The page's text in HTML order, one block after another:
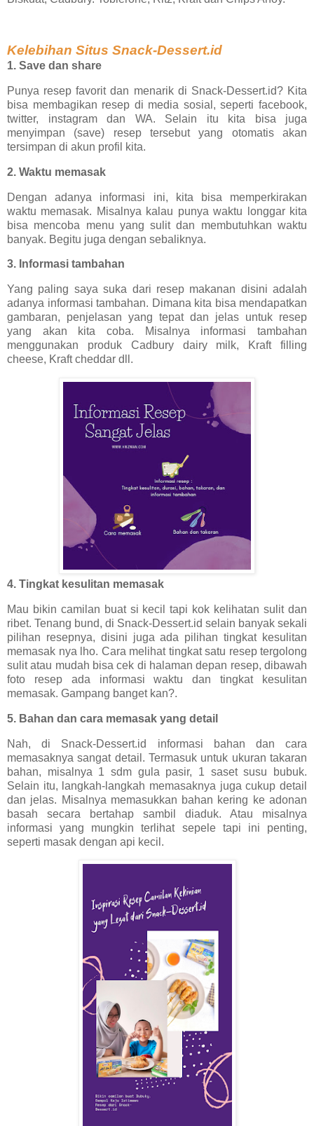
Kelebihan Situs Snack-Dessert.id
1. Save dan share
Punya resep favorit dan menarik di Snack-Dessert.id? Kita
bisa membagikan resep di media sosial, seperti facebook,
twitter, instagram dan WA. Selain itu kita bisa juga
menyimpan (save) resep tersebut yang otomatis akan
tersimpan di akun profil kita.
2. Waktu memasak
Dengan adanya informasi ini, kita bisa memperkirakan
waktu memasak. Misalnya kalau punya waktu longgar kita
bisa mencoba menu yang sulit dan membutuhkan waktu
banyak. Begitu juga dengan sebaliknya.
3. Informasi tambahan
Yang paling saya suka dari resep makanan disini adalah
adanya informasi tambahan. Dimana kita bisa mendapatkan
gambaran, penjelasan yang tepat dan jelas untuk resep
yang akan kita coba. Misalnya informasi tambahan
menggunakan produk Cadbury dairy milk, Kraft filling
cheese, Kraft cheddar dll.
4. Tingkat kesulitan memasak
Mau bikin camilan buat si kecil tapi kok kelihatan sulit dan
ribet. Tenang bund, di Snack-Dessert.id selain banyak sekali
pilihan resepnya, disini juga ada pilihan tingkat kesulitan
memasak nya lho. Cara melihat tingkat satu resep tergolong
sulit atau mudah bisa cek di halaman depan resep, dibawah
foto resep ada informasi waktu dan tingkat kesulitan
memasak. Gampang banget kan?.
5. Bahan dan cara memasak yang detail
Nah, di Snack-Dessert.id informasi bahan dan cara
memasaknya sangat detail. Termasuk untuk ukuran takaran
bahan, misalnya 1 sdm gula pasir, 1 saset susu bubuk.
Selain itu, langkah-langkah memasaknya juga cukup detail
dan jelas. Misalnya memasukkan bahan kering ke adonan
basah secara bertahap sambil diaduk. Atau misalnya
informasi yang mungkin terlihat sepele tapi ini penting,
seperti masak dengan api kecil.